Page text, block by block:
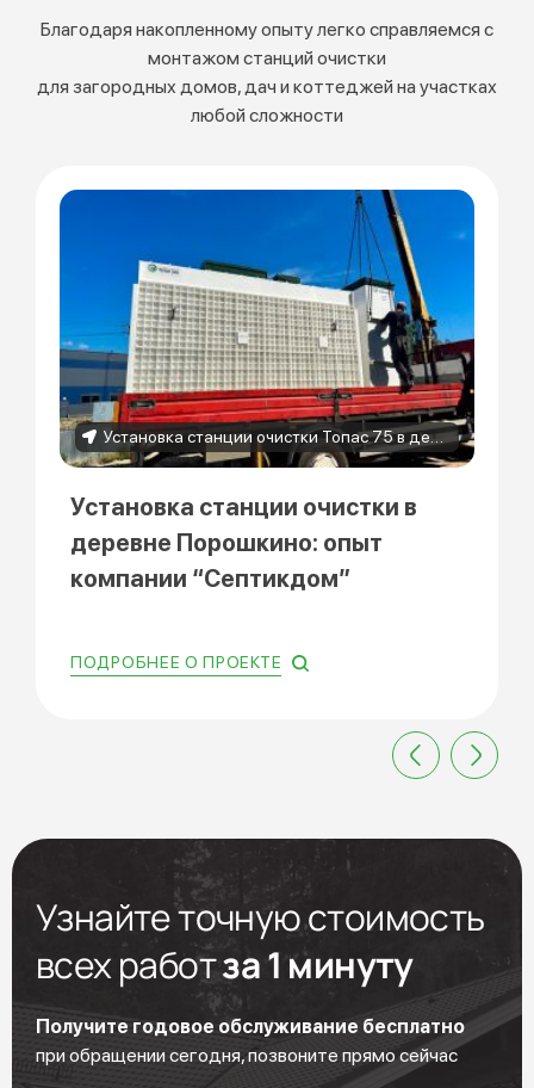
Благодаря накопленному опыту легко справляемся с
монтажом станций очистки
для загородных домов, дач и коттеджей на участках
любой сложности
Установка станции очистки Топас 75 в деревне Порошкино
Установка станции очистки в
деревне Порошкино: опыт
компании “Септикдом”
ПОДРОБНЕЕ О ПРОЕКТЕ
Узнайте точную стоимость
всех работза 1 минуту
Получите годовое обслуживание бесплатно
при обращении сегодня, позвоните прямо сейчас